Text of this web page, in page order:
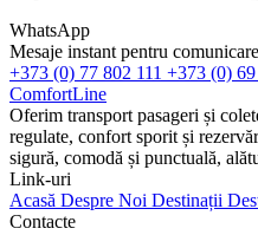
WhatsApp
Mesaje instant pentru
+373 (0) 77 802 111 +373 (0)
ComfortLine
Oferim transport pasageri și
regulate, confort sporit și
sigură, comodă și punctuală,
Link-uri
Acasă Despre Noi Destinații
Contacte